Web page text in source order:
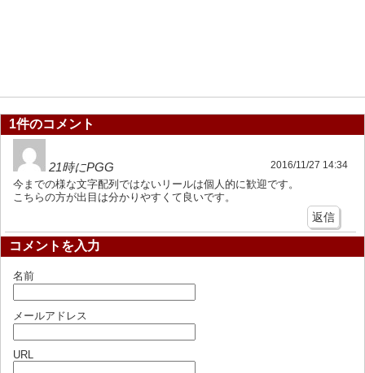
1件のコメント
21時にPGG 2016/11/27 14:34
今までの様な文字配列ではないリールは個人的に歓迎です。
こちらの方が出目は分かりやすくて良いです。
返信
コメントを入力
名前
メールアドレス
URL